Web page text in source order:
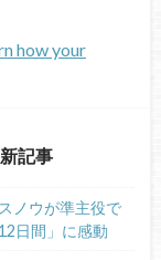
how your
記事
ノウが準主役で
日間」に感動